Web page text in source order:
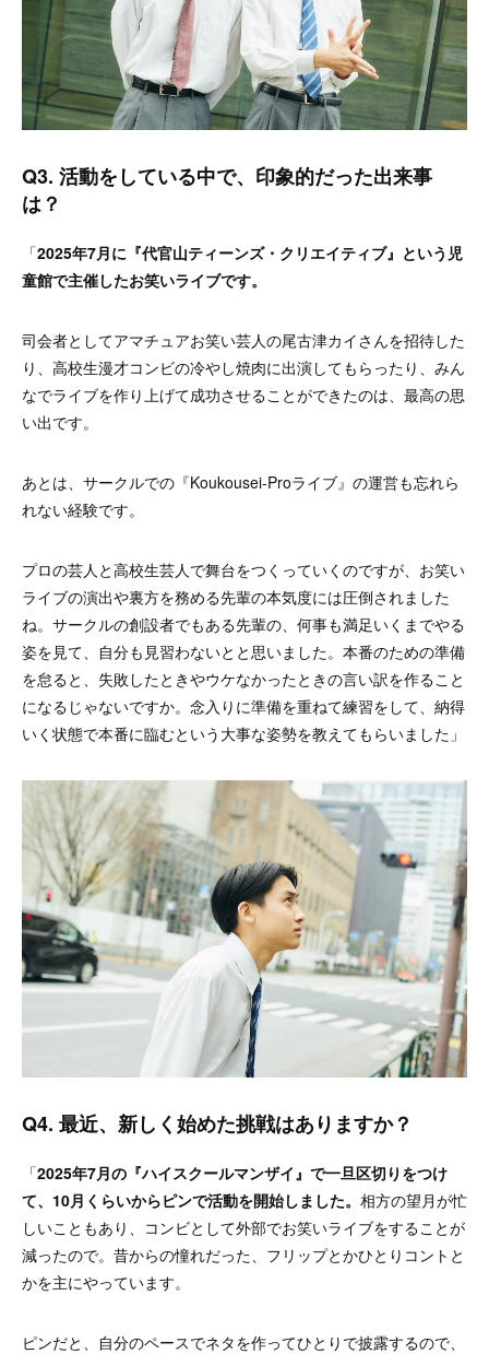
Q3. 活動をしている中で、印象的だった出来事
は？
「2025年7月に『代官山ティーンズ・クリエイティブ』という児
童館で主催したお笑いライブです。
司会者としてアマチュアお笑い芸人の尾古津カイさんを招待した
り、高校生漫才コンビの冷やし焼肉に出演してもらったり、みん
なでライブを作り上げて成功させることができたのは、最高の思
い出です。
あとは、サークルでの『Koukousei-Proライブ』の運営も忘れら
れない経験です。
プロの芸人と高校生芸人で舞台をつくっていくのですが、お笑い
ライブの演出や裏方を務める先輩の本気度には圧倒されました
ね。サークルの創設者でもある先輩の、何事も満足いくまでやる
姿を見て、自分も見習わないとと思いました。本番のための準備
を怠ると、失敗したときやウケなかったときの言い訳を作ること
になるじゃないですか。念入りに準備を重ねて練習をして、納得
いく状態で本番に臨むという大事な姿勢を教えてもらいました」
Q4. 最近、新しく始めた挑戦はありますか？
「2025年7月の『ハイスクールマンザイ』で一旦区切りをつけ
て、10月くらいからピンで活動を開始しました。 相方の望月が忙
しいこともあり、コンビとして外部でお笑いライブをすることが
減ったので。昔からの憧れだった、フリップとかひとりコントと
かを主にやっています。
ピンだと、自分のペースでネタを作ってひとりで披露するので、